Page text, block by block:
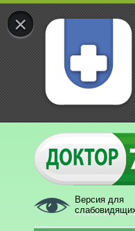
×
Версия для